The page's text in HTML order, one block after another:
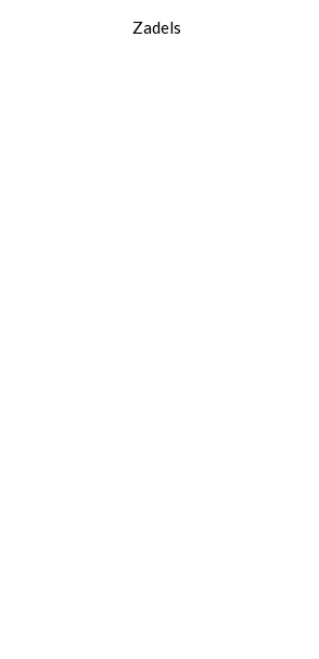
Zadels